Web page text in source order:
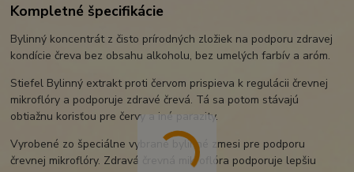
Kompletné špecifikácie
Bylinný koncentrát z čisto prírodných zložiek na podporu zdravej
kondície čreva bez obsahu alkoholu, bez umelých farbív a aróm.
Stiefel Bylinný extrakt proti červom prispieva k regulácii črevnej
mikroflóry a podporuje zdravé črevá. Tá sa potom stávajú
obtiažnu korisťou pre červy a iné parazity.
Vyrobené zo špeciálne vybrané bylinné zmesi pre podporu
črevnej mikroflóry. Zdravá črevná mikroflóra podporuje lepšiu